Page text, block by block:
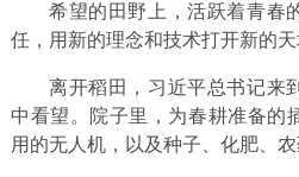
希望的田野上，活跃着青春
任，用新的理念和技术打开新的天
离开稻田，习近平总书记来
中看望。院子里，为春耕准备的
用的无人机，以及种子、化肥、农